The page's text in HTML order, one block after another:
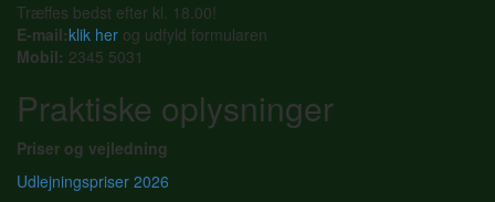
Træffes bedst efter kl. 18.00!
E-mail:klik her og udfyld formularen
Mobil: 2345 5031
Praktiske oplysninger
Priser og vejledning
Udlejningspriser 2026